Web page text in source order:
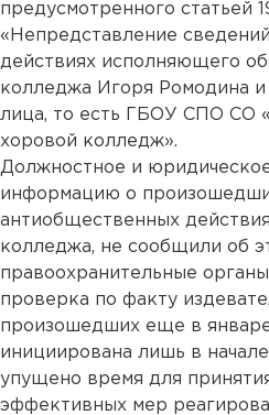
предусмотренного статьей
«Непредставление
действиях исполняющего
колледжа Игоря Ромодина и
лица, то есть ГБОУ СПО СО
хоровой колледж».
Должностное и
информацию о
антиобщественных
колледжа, не сообщили об
правоохранительные
проверка по факту
произошедших еще в январе
инициирована лишь в
упущено время для
эффективных мер